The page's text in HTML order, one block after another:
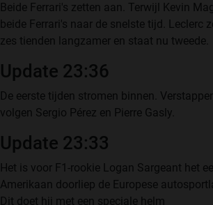
Beide Ferrari's zetten aan. Terwijl Kevin
beide Ferrari's naar de snelste tijd. Leclerc
zes tienden langzamer en staat nu tweede.
Update 23:36
De eerste tijden stromen binnen.
volgen Sergio Pérez en Pierre Gasly.
Update 23:33
Het is voor F1-rookie Logan Sargeant het
Amerikaan doorliep de Europese
Dit doet hij met een speciale helm